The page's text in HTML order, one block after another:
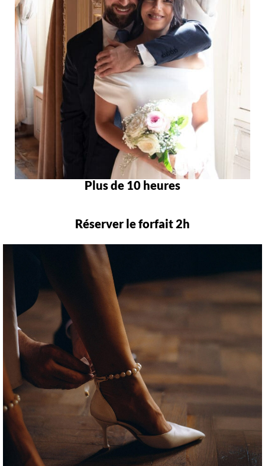
Plus de 10 heures
Réserver le forfait 2h